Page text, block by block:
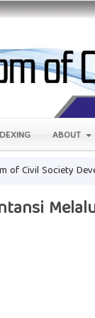
ABOUT
of Civil Society